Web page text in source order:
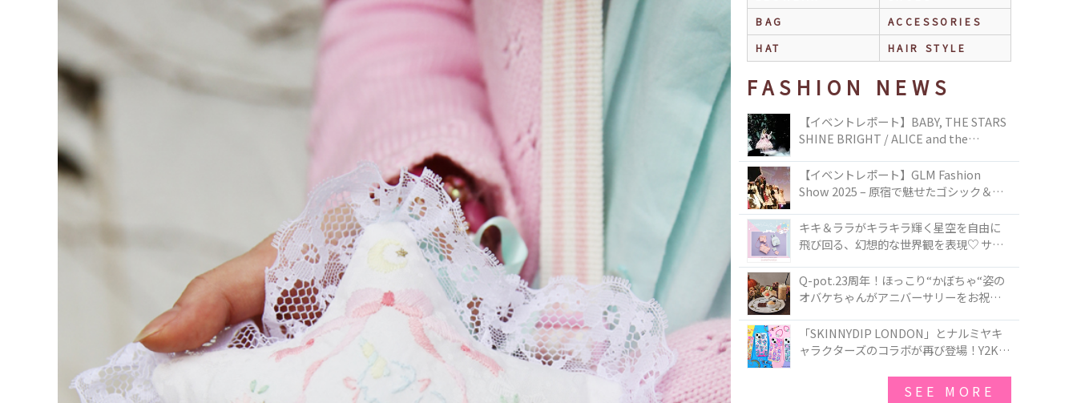
BAG
ACCESSORIES
HAT
HAIR STYLE
FASHION NEWS
【イベントレポート】BABY, THE STARS
SHINE BRIGHT / ALICE and the
TOKYO
【イベントレポート】GLM Fashion
Show 2025 – 原宿で魅せたゴシック＆ロ
キキ＆ララがキラキラ輝く星空を自由に
飛び回る、幻想的な世界観を表現♡ サマ
50周年アニバーサリーイヤー』を記念し
たコレクションが登場
Q-pot.23周年！ほっこり“かぼちゃ“姿の
オバケちゃんがアニバーサリーをお祝い
ー」が新発売！Q-pot CAFE.では「かぼち
ゃのオバケーキプレート」も登場
「SKINNYDIP LONDON」とナルミヤキ
ャラクターズのコラボが再び登場！Y2Kム
SEE MORE